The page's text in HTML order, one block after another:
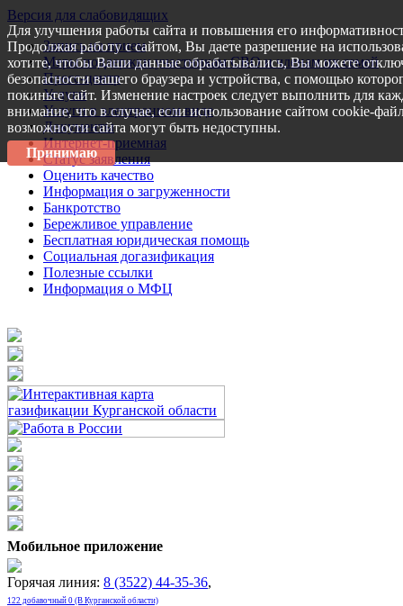
Версия для слабовидящих
Запись на прием
Меры поддержки участникам СВО и членам их семей
Пресс-центр
Услуги
Услуги в электронном виде
Документы
Интернет-приемная
Статус заявления
Оценить качество
Информация о загруженности
Банкротство
Бережливое управление
Бесплатная юридическая помощь
Социальная догазификация
Полезные ссылки
Информация о МФЦ
Мобильное приложение
Горячая линия: 8 (3522) 44-35-36,
122 добавочный 0 (В Курганской области)
Для улучшения работы сайта и повышения его
Продолжая работу с сайтом, Вы даете разрешение на
хотите, чтобы Ваши данные обрабатывались, Вы можете
безопасности вашего браузера и устройства, с помощью
покиньте сайт. Изменение настроек следует выполнить для
внимание, что в случае, если использование сайтом cookie-
возможности сайта могут быть недоступны.
Принимаю